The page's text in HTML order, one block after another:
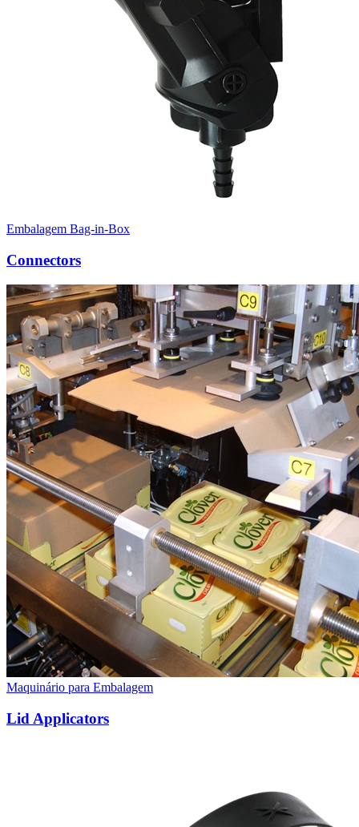
Embalagem Bag-in-Box
Connectors
Maquinário para Embalagem
Lid Applicators